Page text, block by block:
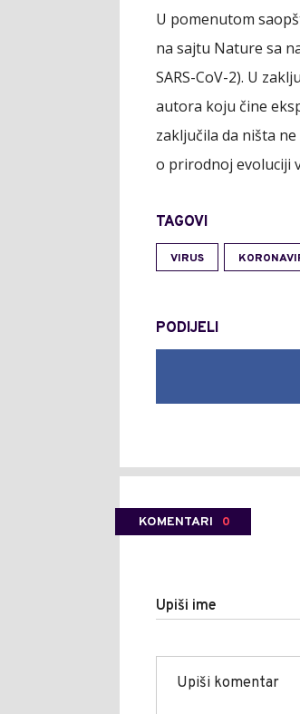
U pomenutom
na sajtu Nature sa
SARS-CoV-2). U
autora koju čine
zaključila da ništa
o prirodnoj evoluciji
TAGOVI
VIRUS
PODIJELI
KOMENTARI 0
Upiši ime